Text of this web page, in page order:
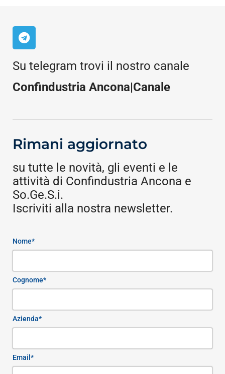
Su telegram trovi il nostro canale
Confindustria Ancona|Canale
Rimani aggiornato
su tutte le novità, gli eventi e le
attività di Confindustria Ancona e
So.Ge.S.i.
Iscriviti alla nostra newsletter.
Nome*
Cognome*
Azienda*
Email*